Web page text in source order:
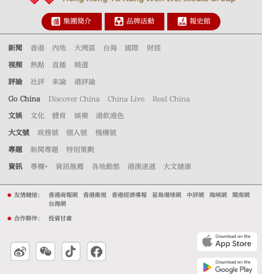
集團簡介 品牌活動 報史館
新聞 香港 內地 大灣區 台海 國際 財經
視頻 熱點 直播 精選
評論 社評 來論 港評論
Go China Discover China China Live Real China
文娛 文化 體育 娛樂 港飲港色
大文號 政務號 個人號 機構號
專題 新聞專題 特別策劃
資訊 專欄+ 資訊推薦 各地動態 港澳速遞 大文健康
友情鏈接： 香港商報網 香港衛視 香港經濟導報 星島環球網 中評網 海峽網
閩南網
台海網
合作夥伴： 投資甘肅